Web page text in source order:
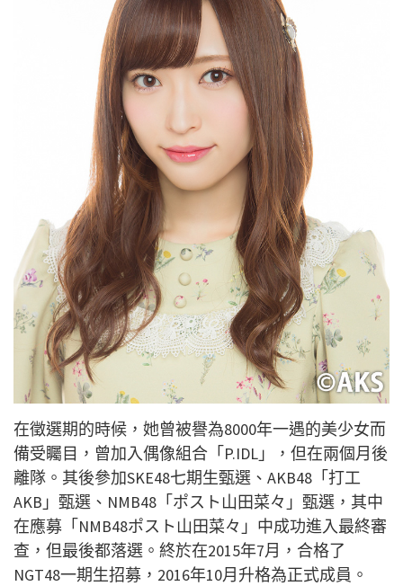
在徵選期的時候，她曾被譽為8000年一遇的美少女而
備受矚目，曾加入偶像組合「P.IDL」，但在兩個月後
離隊。其後參加SKE48七期生甄選、AKB48「打工
AKB」甄選、NMB48「ポスト山田菜々 」甄選，其中
在應募 「NMB48ポスト山田菜々」中成功進入最終審
查，但最後都落選。終於在2015年7月，合格了
NGT48一期生招募，2016年10月升格為正式成員。